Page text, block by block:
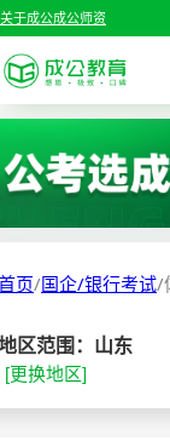
关于成公成公师资
考试公告
报考指南
缴费确认
准考证打印
页/国企/银行考试/
区范围：山东
[更换地区]